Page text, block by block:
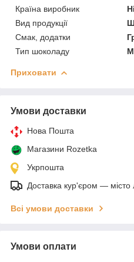
Країна виробник
Вид продукції
Смак, додатки
Тип шоколаду
Приховати
Умови доставки
Нова Пошта
Магазини Rozetka
Укрпошта
Доставка кур'єром — місто
Всі умови доставки
Умови оплати